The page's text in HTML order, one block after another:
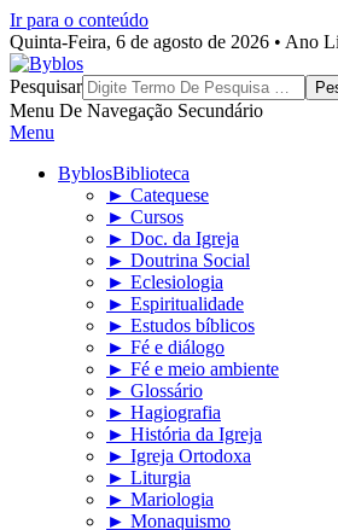
Ir para o conteúdo
Quinta-Feira, 6 de agosto de 2026 • Ano
Byblos
Pesquisar
Menu De Navegação Secundário
Menu
ByblosBiblioteca
► Catequese
► Cursos
► Doc. da Igreja
► Doutrina Social
► Eclesiologia
► Espiritualidade
► Estudos bíblicos
► Fé e diálogo
► Fé e meio ambiente
► Glossário
► Hagiografia
► História da Igreja
► Igreja Ortodoxa
► Liturgia
► Mariologia
► Monaquismo